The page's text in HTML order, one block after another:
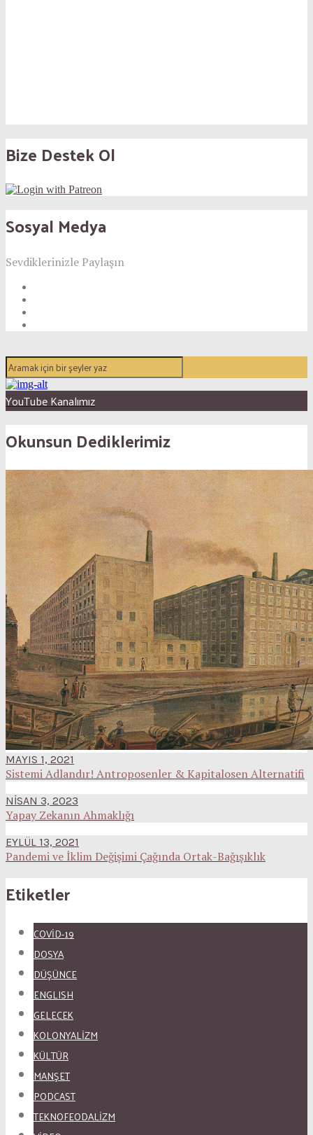
Bize Destek Ol
Sosyal Medya
Sevdiklerinizle Paylaşın
YouTube Kanalımız
Okunsun Dediklerimiz
MAYIS 1, 2021
Sistemi Adlandır! Antroposenler & Kapitalosen Alternatifi
NISAN 3, 2023
Yapay Zekanın Ahmaklığı
EYLÜL 13, 2021
Pandemi ve İklim Değişimi Çağında Ortak-Bağışıklık
Etiketler
COVID-19
DOSYA
DÜŞÜNCE
ENGLISH
GELECEK
KOLONYALİZM
KÜLTÜR
MANŞET
PODCAST
TEKNOFEODALİZM